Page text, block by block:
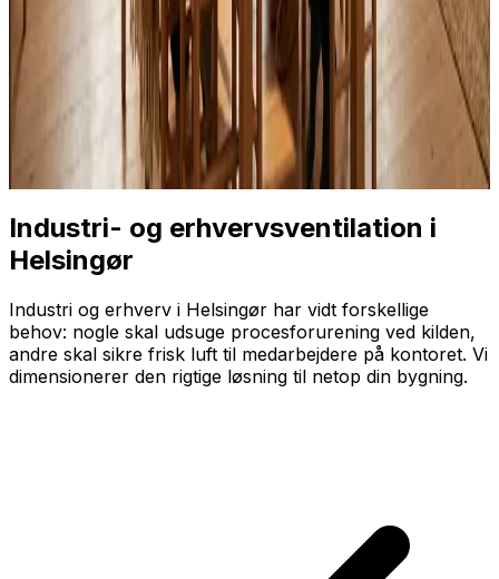
Industri- og erhvervsventilation i
Helsingør
Industri og erhverv i Helsingør har vidt forskellige
behov: nogle skal udsuge proces­forurening ved kilden,
andre skal sikre frisk luft til medarbejdere på kontoret. Vi
dimensionerer den rigtige løsning til netop din bygning.